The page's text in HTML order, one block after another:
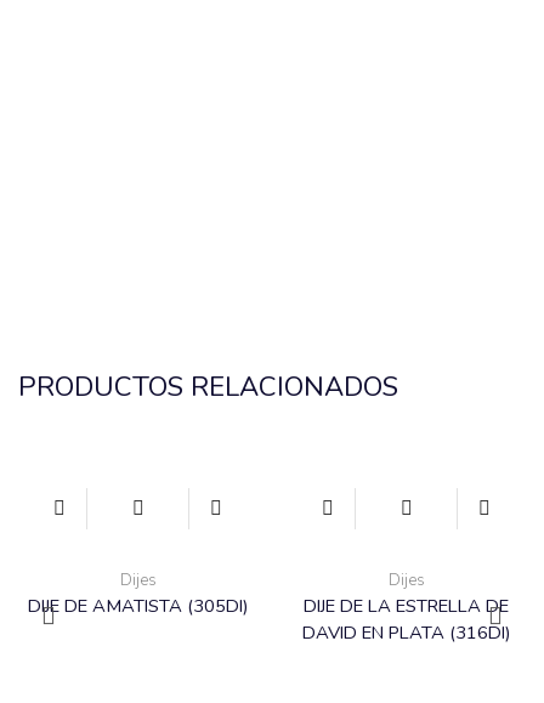
PRODUCTOS RELACIONADOS
Dijes
DIJE DE AMATISTA (305DI)
Dijes
DIJE DE LA ESTRELLA DE
DAVID EN PLATA (316DI)